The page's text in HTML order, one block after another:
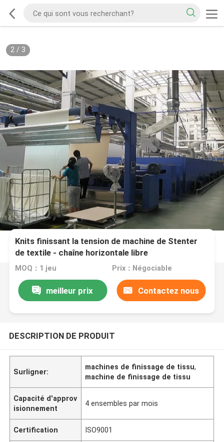
2/ 3
Knits finissant la tension de machine de Stenter
de textile - chaîne horizontale libre
MOQ：1 jeu Prix：Négociable
meilleur prix Contactez nous
DESCRIPTION DE PRODUIT
Surligner:
machines de finissage de tissu,
machine de finissage de tissu
Capacité d'approv
isionnement
4 ensembles par mois
Certification ISO9001